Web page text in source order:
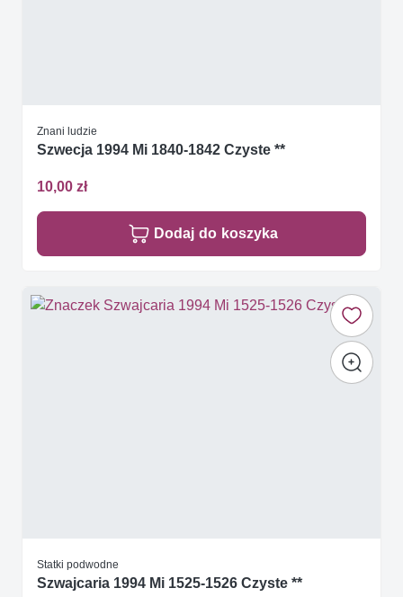
Znani ludzie
Szwecja 1994 Mi 1840-1842 Czyste **
10,00 zł
Dodaj do koszyka
Statki podwodne
Szwajcaria 1994 Mi 1525-1526 Czyste **